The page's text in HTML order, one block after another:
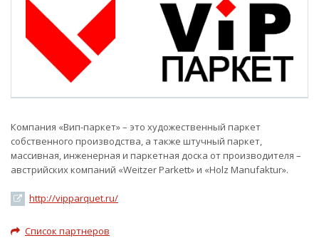
Компания «Вип-паркет» – это художественный паркет
собственного производства, а также штучный паркет,
массивная, инженерная и паркетная доска от производителя –
австрийских компаний «Weitzer Parkett» и «Holz Manufaktur».
http://vipparquet.ru/
Список партнеров